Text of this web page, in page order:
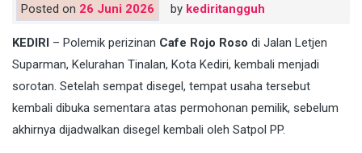
Posted on 26 Juni 2026 by kediritangguh
KEDIRI – Polemik perizinan Cafe Rojo Roso di Jalan Letjen
Suparman, Kelurahan Tinalan, Kota Kediri, kembali menjadi
sorotan. Setelah sempat disegel, tempat usaha tersebut
kembali dibuka sementara atas permohonan pemilik, sebelum
akhirnya dijadwalkan disegel kembali oleh Satpol PP.